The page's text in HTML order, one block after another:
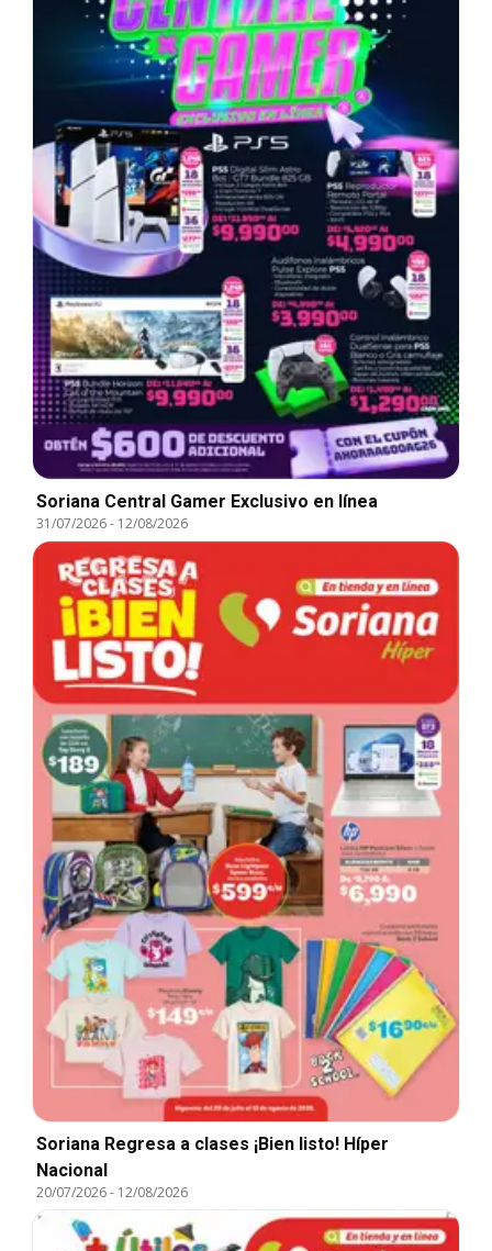
Soriana Central Gamer Exclusivo en línea
31/07/2026- 12/08/2026
Soriana Regresa a clases ¡Bien listo! Híper
Nacional
20/07/2026- 12/08/2026